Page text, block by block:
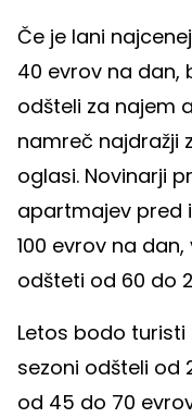
Če je lani
40 evrov na dan,
odšteli za najem
namreč najdražji
oglasi. Novinarji
apartmajev pred
100 evrov na
odšteti od 60 do
Letos bodo
sezoni odšteli od
od 45 do 70